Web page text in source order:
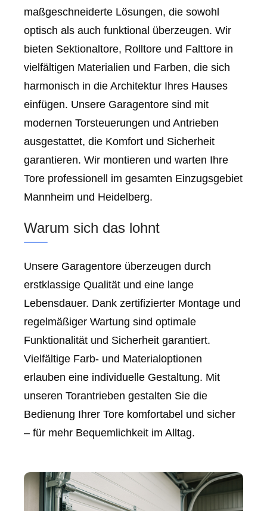
maßgeschneiderte Lösungen, die sowohl
optisch als auch funktional überzeugen. Wir
bieten Sektionaltore, Rolltore und Falttore in
vielfältigen Materialien und Farben, die sich
harmonisch in die Architektur Ihres Hauses
einfügen. Unsere Garagentore sind mit
modernen Torsteuerungen und Antrieben
ausgestattet, die Komfort und Sicherheit
garantieren. Wir montieren und warten Ihre
Tore professionell im gesamten Einzugsgebiet
Mannheim und Heidelberg.
Warum sich das lohnt
Unsere Garagentore überzeugen durch
erstklassige Qualität und eine lange
Lebensdauer. Dank zertifizierter Montage und
regelmäßiger Wartung sind optimale
Funktionalität und Sicherheit garantiert.
Vielfältige Farb- und Materialoptionen
erlauben eine individuelle Gestaltung. Mit
unseren Torantrieben gestalten Sie die
Bedienung Ihrer Tore komfortabel und sicher
– für mehr Bequemlichkeit im Alltag.